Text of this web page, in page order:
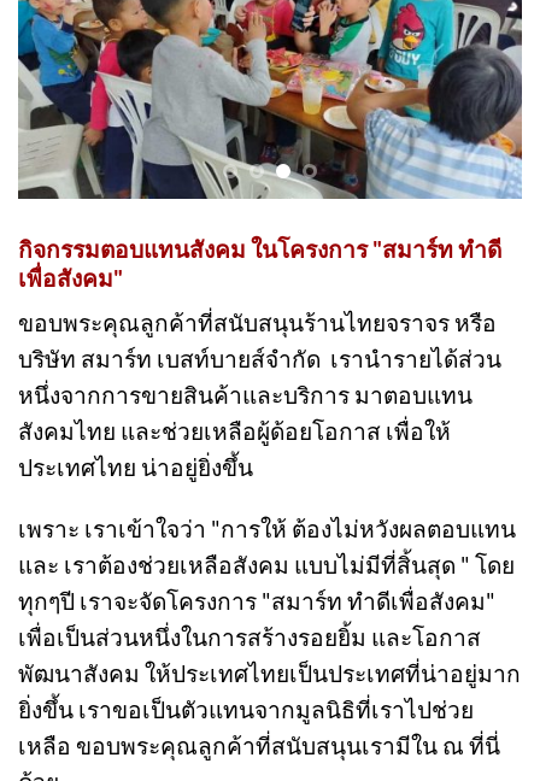
กิจกรรมตอบแทนสังคม ในโครงการ "สมาร์ท ทำดี
เพื่อสังคม"
ขอบพระคุณลูกค้าที่สนับสนุนร้านไทยจราจร หรือ
บริษัท สมาร์ท เบสท์บายส์จำกัด เรานำรายได้ส่วน
หนึ่งจากการขายสินค้าและบริการ มาตอบแทน
สังคมไทย และช่วยเหลือผู้ด้อยโอกาส เพื่อให้
ประเทศไทย น่าอยู่ยิ่งขึ้น
เพราะ เราเข้าใจว่า "การให้ ต้องไม่หวังผลตอบแทน
และ เราต้องช่วยเหลือสังคม แบบไม่มีที่สิ้นสุด " โดย
ทุกๆปี เราจะจัดโครงการ "สมาร์ท ทำดีเพื่อสังคม"
เพื่อเป็นส่วนหนึ่งในการสร้างรอยยิ้ม และโอกาส
พัฒนาสังคม ให้ประเทศไทยเป็นประเทศที่น่าอยู่มาก
ยิ่งขึ้น เราขอเป็นตัวแทนจากมูลนิธิที่เราไปช่วย